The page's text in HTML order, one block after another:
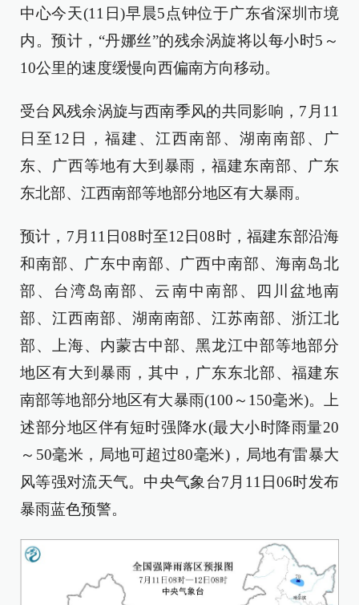
中心今天(11日)早晨5点钟位于广东省深圳市境
内。预计，“丹娜丝”的残余涡旋将以每小时5～
10公里的速度缓慢向西偏南方向移动。
受台风残余涡旋与西南季风的共同影响，7月11
日至12日，福建、江西南部、湖南南部、广
东、广西等地有大到暴雨，福建东南部、广东
东北部、江西南部等地部分地区有大暴雨。
预计，7月11日08时至12日08时，福建东部沿海
和南部、广东中南部、广西中南部、海南岛北
部、台湾岛南部、云南中南部、四川盆地南
部、江西南部、湖南南部、江苏南部、浙江北
部、上海、内蒙古中部、黑龙江中部等地部分
地区有大到暴雨，其中，广东东北部、福建东
南部等地部分地区有大暴雨(100～150毫米)。上
述部分地区伴有短时强降水(最大小时降雨量20
～50毫米，局地可超过80毫米)，局地有雷暴大
风等强对流天气。中央气象台7月11日06时发布
暴雨蓝色预警。